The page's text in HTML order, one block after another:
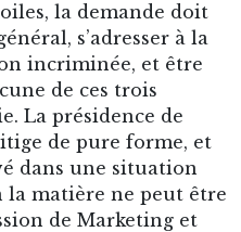
la demande doit
s’adresser à la
incriminée, et être
de ces trois
La présidence de
de pure forme, et
dans une situation
la matière ne peut être
de Marketing et